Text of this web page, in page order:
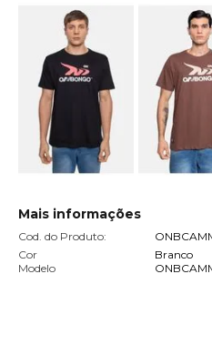
Mais informações
Cod. do Produto:
Cor
Branco
Modelo